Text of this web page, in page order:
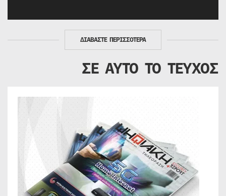
ΔΙΑΒΑΣΤΕ ΠΕΡΙΣΣΟΤΕΡΑ
ΣΕ ΑΥΤΟ ΤΟ ΤΕΥΧΟΣ